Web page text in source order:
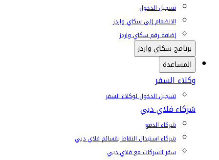
تسجيل الدخول
الانضمام إلى سكاي واردز
إضافة رقم سكاي واردز
برنامج سكاي واردز
المساعدة
وكلاء السفر
تسجيل الدخول لوكلاء السفر
شركاء فلاي دبي
شركاء الدفع
شركاء استبدال النقاط بقسائم فلاي دبي
سفر الشركات مع فلاي دبي